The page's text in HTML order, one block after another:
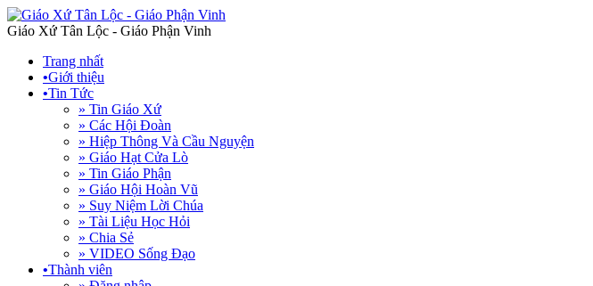
Giáo Xứ Tân Lộc - Giáo Phận Vinh
Trang nhất
•Giới thiệu
•Tin Tức
» Tin Giáo Xứ
» Các Hội Đoàn
» Hiệp Thông Và Cầu Nguyện
» Giáo Hạt Cửa Lò
» Tin Giáo Phận
» Giáo Hội Hoàn Vũ
» Suy Niệm Lời Chúa
» Tài Liệu Học Hỏi
» Chia Sẻ
» VIDEO Sống Đạo
•Thành viên